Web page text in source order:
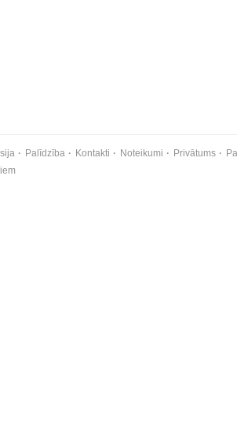
Palīdzība Kontakti Noteikumi Privātums